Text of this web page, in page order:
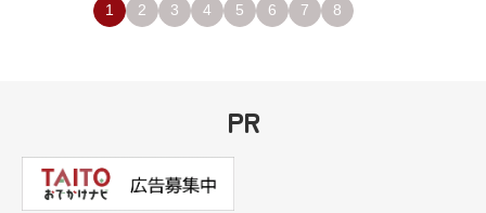
1 2 3 4 5 6 7 8
PR